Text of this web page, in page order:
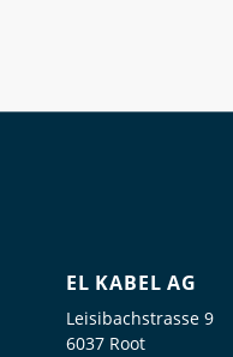
EL KABEL AG
Leisibachstrasse 9
6037 Root